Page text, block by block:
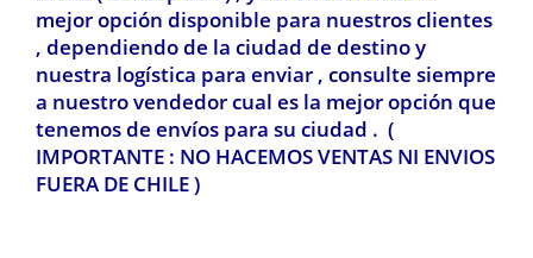
mejor opción disponible para nuestros clientes
, dependiendo de la ciudad de destino y
nuestra logística para enviar , consulte siempre
a nuestro vendedor cual es la mejor opción que
tenemos de envíos para su ciudad . (
IMPORTANTE : NO HACEMOS VENTAS NI ENVIOS
FUERA DE CHILE )